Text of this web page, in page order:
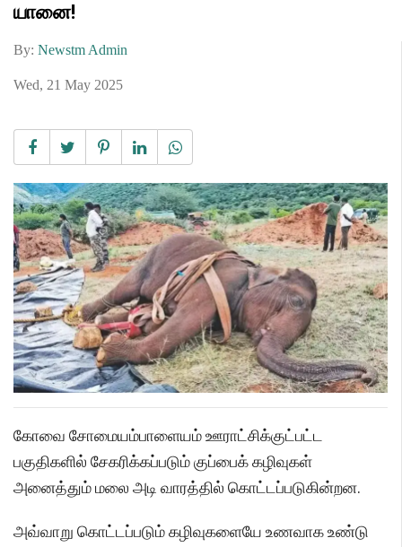
யானை!
By: Newstm Admin
Wed, 21 May 2025
கோவை சோமையம்பாளையம் ஊராட்சிக்குட்பட்ட
பகுதிகளில் சேகரிக்கப்படும் குப்பைக் கழிவுகள்
அனைத்தும் மலை அடி வாரத்தில் கொட்டப்படுகின்றன.
அவ்வாறு கொட்டப்படும் கழிவுகளையே உணவாக உண்டு